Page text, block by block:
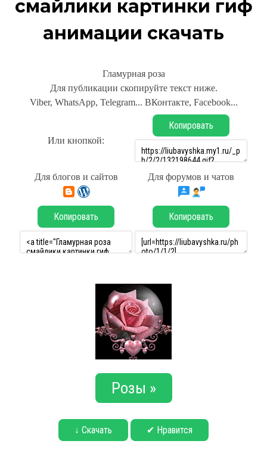
смайлики картинки гиф
анимации скачать
Гламурная роза
Для публикации скопируйте текст ниже.
Viber, WhatsApp, Telegram... ВКонтакте, Facebook...
Или кнопкой:
Копировать
Для блогов и сайтов Для форумов и чатов
Копировать Копировать
Розы »
↓ Скачать ✔ Нравится